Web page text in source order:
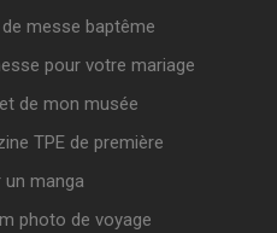
messe baptême
pour votre mariage
de mon musée
TPE de première
un manga
photo de voyage